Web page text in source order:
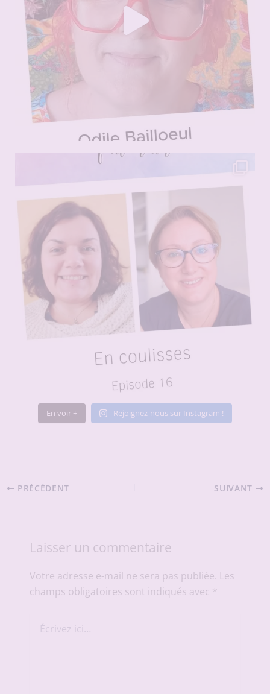
En voir + Rejoignez-nous sur Instagram !
PRÉCÉDENT SUIVANT
Laisser un commentaire
Votre adresse e-mail ne sera pas publiée. Les
champs obligatoires sont indiqués avec *
ici…